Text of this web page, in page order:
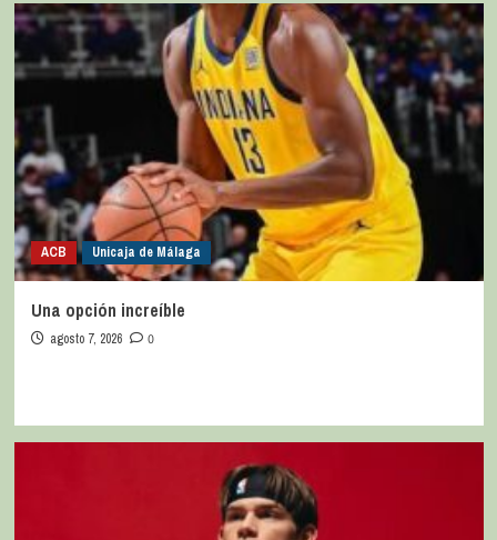
ACB Unicaja de Málaga
Una opción increíble
agosto 7, 2026 0